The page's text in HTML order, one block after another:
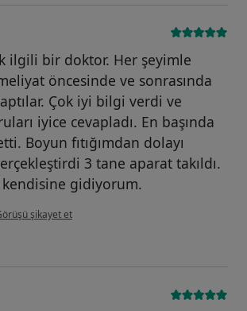
ilgili bir doktor. Her şeyimle
öncesinde ve sonrasında
Çok iyi bilgi verdi ve
iyice cevapladı. En başında
Boyun fıtığımdan dolayı
3 tane aparat takıldı.
kendisine gidiyorum.
görüşüne göre y.....
şikayet et